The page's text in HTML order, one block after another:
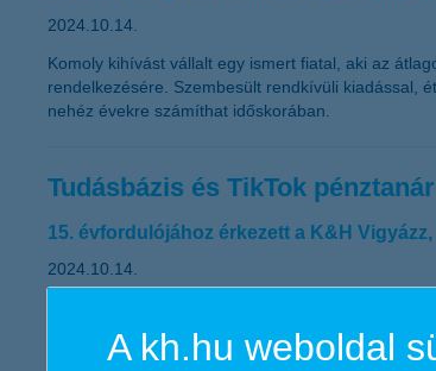
2024.10.14.
Komoly kihívást vállalt egy ismert fiatal, aki az
rendelkezésére. Szembesült rendkívüli kiadással,
nehéz évekre számíthat időskorában.
Tudásbázis és TikTok
15. évfordulójához érkezett a K&H
2024.10.14.
elmúlt 14 évben közel 900 településről, több mint
versenyre 2025. január 26-ig jelentkezhetnek a
A kh.hu weboldal